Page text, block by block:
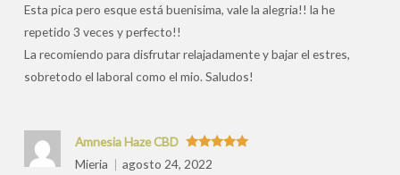
Esta pica pero esque está buenisima, vale la alegria!! la he
repetido 3 veces y perfecto!!
La recomiendo para disfrutar relajadamente y bajar el estres,
sobretodo el laboral como el mio. Saludos!
Valorado
con5
Amnesia Haze CBD
Mieria
agosto 24, 2022